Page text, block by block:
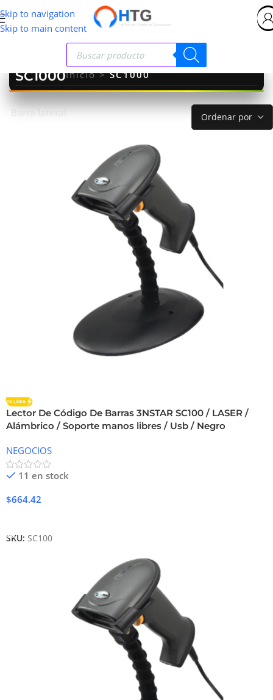
Skip to navigation
Skip to main content
SC1000Inicio>SC1000
Barra lateral
Lector De Código De Barras 3NSTAR SC100 / LASER /
Alámbrico / Soporte manos libres / Usb / Negro
NEGOCIOS
11 en stock
$664.42
SKU: SC100